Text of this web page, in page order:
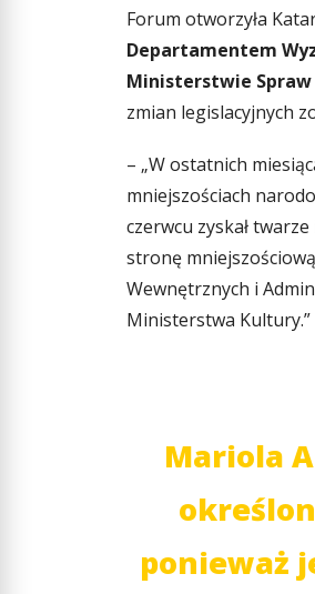
Forum otworzyła
Departamentem
Ministerstwie
zmian legislacyjnych
– „W ostatnich
mniejszościach
czerwcu zyskał
stronę
Wewnętrznych i
Ministerstwa Kultury.”
Mariola
ponieważ